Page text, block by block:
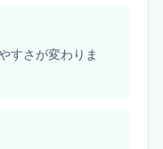
すさが変わりま